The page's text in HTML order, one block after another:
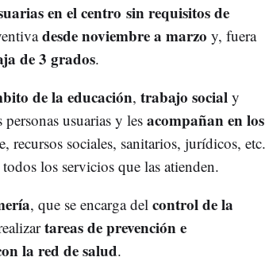
en el centro sin requisitos de
desde noviembre a marzo y, fuera
de 3 grados.
de la educación, trabajo social y
personas usuarias y les acompañan en los
recursos sociales, sanitarios, jurídicos, etc.
los servicios que las atienden.
, que se encarga del control de la
tareas de prevención e
la red de salud.